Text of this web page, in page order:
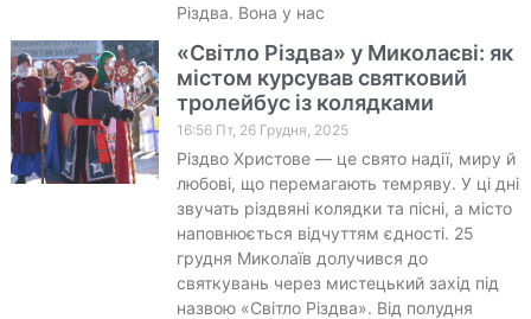
Різдва. Вона у нас
«Світло Різдва» у Миколаєві: як
містом курсував святковий
тролейбус із колядками
16:56 Пт, 26 Грудня, 2025
Різдво Христове — це свято надії, миру й
любові, що перемагають темряву. У ці дні
звучать різдвяні колядки та пісні, а місто
наповнюється відчуттям єдності. 25
грудня Миколаїв долучився до
святкувань через мистецький захід під
назвою «Світло Різдва». Від полудня